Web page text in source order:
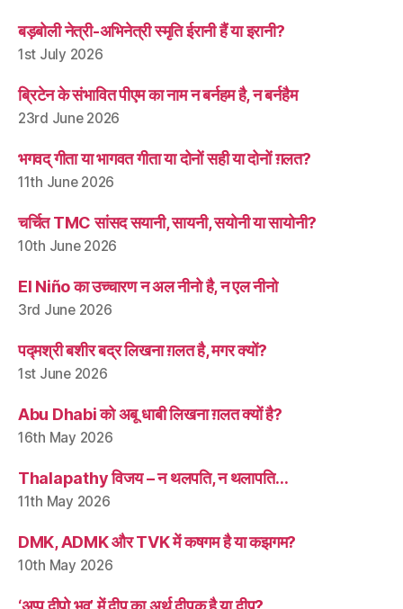
बड़बोली नेत्री-अभिनेत्री स्मृति ईरानी हैं या इरानी?
1st July 2026
ब्रिटेन के संभावित पीएम का नाम न बर्नहम है, न बर्नहैम
23rd June 2026
भगवद् गीता या भागवत गीता या दोनों सही या दोनों ग़लत?
11th June 2026
चर्चित TMC सांसद सयानी, सायनी, सयोनी या सायोनी?
10th June 2026
El Niño का उच्चारण न अल नीनो है, न एल नीनो
3rd June 2026
पद्मश्री बशीर बद्र लिखना ग़लत है, मगर क्यों?
1st June 2026
Abu Dhabi को अबू धाबी लिखना ग़लत क्यों है?
16th May 2026
Thalapathy विजय – न थलपति, न थलापति…
11th May 2026
DMK, ADMK और TVK में कषगम है या कझगम?
10th May 2026